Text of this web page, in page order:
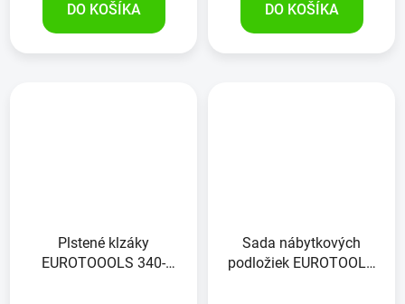
DO KOŠÍKA DO KOŠÍKA
Plstené klzáky
EUROTOOOLS 340-
Sada nábytkových
podložiek EUROTOOLS